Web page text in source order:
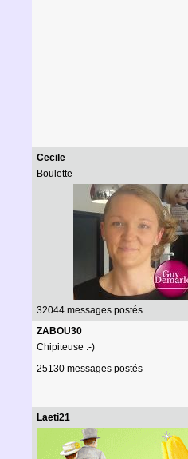
Cecile
Boulette
32044 messages postés
ZABOU30
Chipiteuse :-)
25130 messages postés
Laeti21